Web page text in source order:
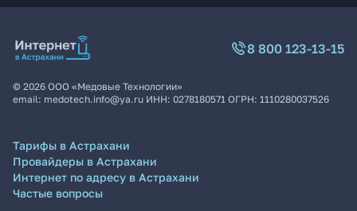
8 800 123-13-15
© 2026 ООО «Медовые Технологии»
email: medotech.info@ya.ru ИНН: 0278180571 ОГРН: 1110280037526
Тарифы в Астрахани
Провайдеры в Астрахани
Интернет по адресу в Астрахани
Частые вопросы